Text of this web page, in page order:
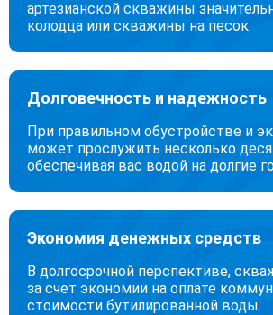
артезианской скважины
колодца или скважины на песок.
Долговечность и надежность
При правильном обустройстве и
может прослужить несколько
обеспечивая вас водой на долгие
Экономия денежных средств
В долгосрочной перспективе,
за счет экономии на оплате
стоимости бутилированной воды.